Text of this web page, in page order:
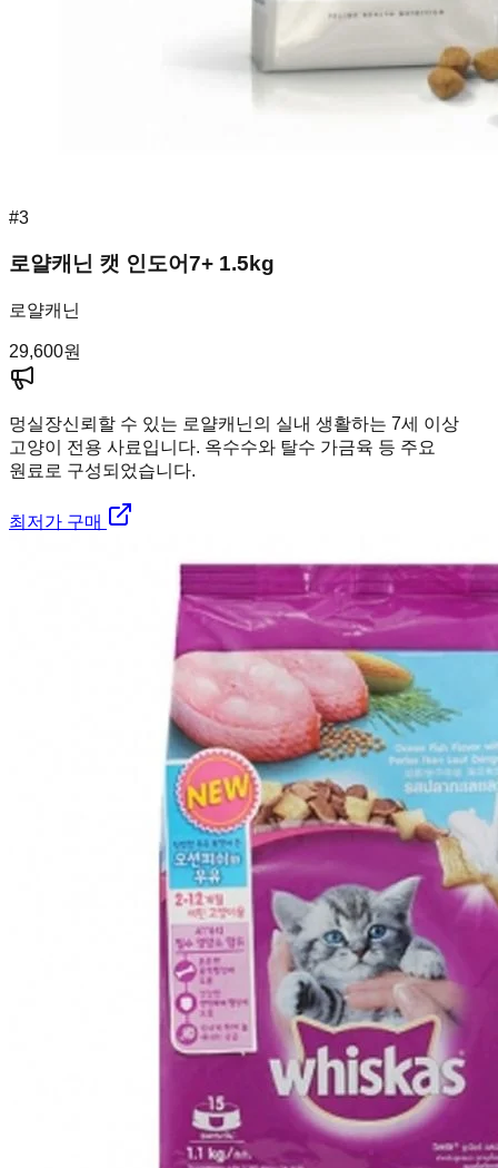
#3
로얄캐닌 캣 인도어7+ 1.5kg
로얄캐닌
29,600원
멍실장신뢰할 수 있는 로얄캐닌의 실내 생활하는 7세 이상
고양이 전용 사료입니다. 옥수수와 탈수 가금육 등 주요
원료로 구성되었습니다.
최저가 구매